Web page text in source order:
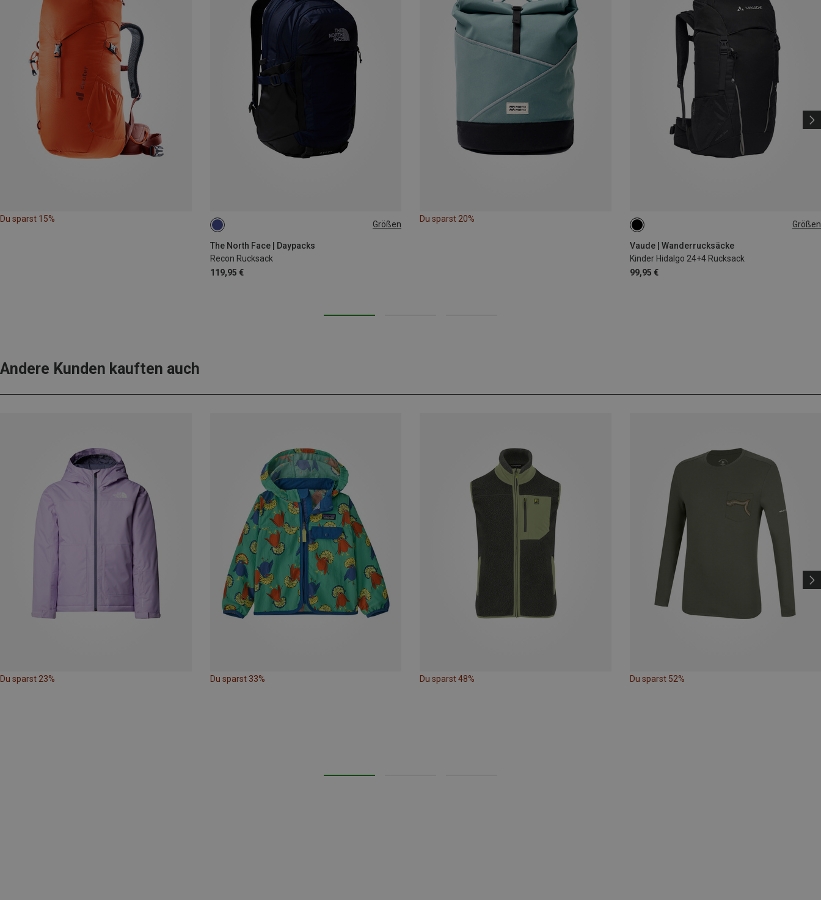
Du sparst 15%
Größen
The North Face | Daypacks
Recon Rucksack
119,95 €
30L
Du sparst 20%
Größen
Vaude | Wanderrucksäcke
Kinder Hidalgo 24+4 Rucksack
99,95 €
28L
Andere Kunden kauften auch
Du sparst 23% Du sparst 33% Du sparst 48% Du sparst 52%